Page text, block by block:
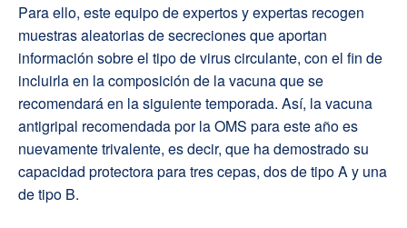
Para ello, este equipo de expertos y expertas recogen
muestras aleatorias de secreciones que aportan
información sobre el tipo de virus circulante, con el fin de
incluirla en la composición de la vacuna que se
recomendará en la siguiente temporada. Así, la vacuna
antigripal recomendada por la OMS para este año es
nuevamente trivalente, es decir, que ha demostrado su
capacidad protectora para tres cepas, dos de tipo A y una
de tipo B.